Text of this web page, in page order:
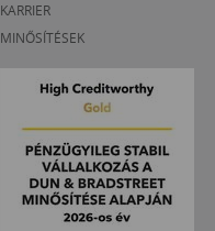
KARRIER
MINŐSÍTÉSEK